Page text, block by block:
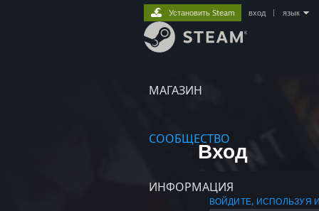
МАГАЗИН
СООБЩЕСТВО
ИНФОРМАЦИЯ
Установить Steam вход язык
Вход
ВОЙДИТЕ, ИСПОЛЬЗУЯ